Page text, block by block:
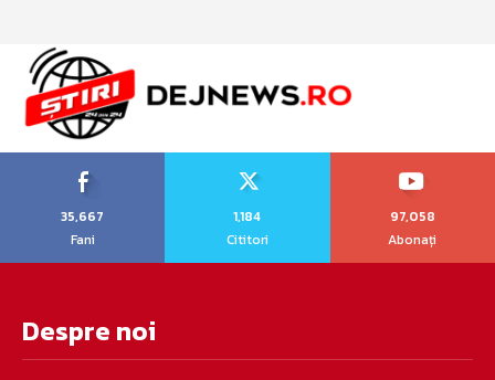
35,667
Fani
1,184
Cititori
97,058
Abonați
Despre noi